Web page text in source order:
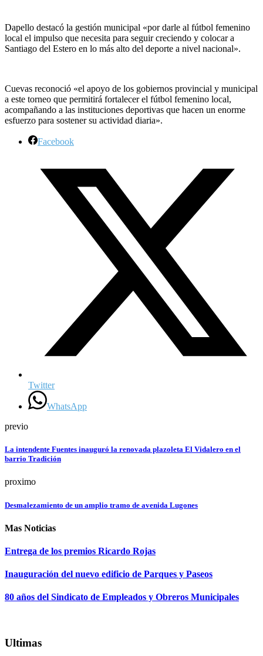
Dapello destacó la gestión municipal «por darle al fútbol femenino
local el impulso que necesita para seguir creciendo y colocar a
Santiago del Estero en lo más alto del deporte a nivel nacional».
Cuevas reconoció «el apoyo de los gobiernos provincial y municipal
a este torneo que permitirá fortalecer el fútbol femenino local,
acompañando a las instituciones deportivas que hacen un enorme
esfuerzo para sostener su actividad diaria».
Facebook
Twitter
WhatsApp
previo
La intendente Fuentes inauguró la renovada plazoleta El Vidalero en el
barrio Tradición
proximo
Desmalezamiento de un amplio tramo de avenida Lugones
Mas Noticias
Entrega de los premios Ricardo Rojas
Inauguración del nuevo edificio de Parques y Paseos
80 años del Sindicato de Empleados y Obreros Municipales
Ultimas